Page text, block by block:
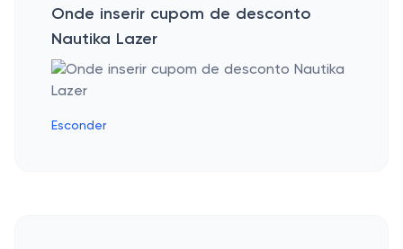
Onde inserir cupom de desconto
Nautika Lazer
Esconder